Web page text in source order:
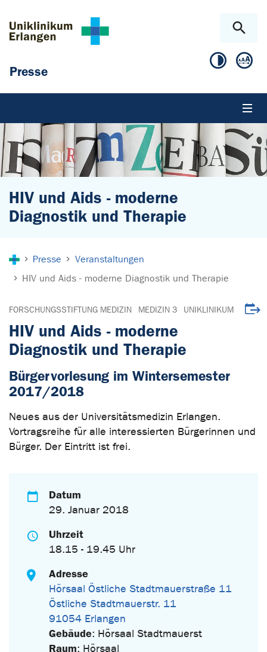
Presse
HIV und Aids - moderne
Diagnostik und Therapie
Presse
Veranstaltungen
HIV und Aids - moderne Diagnostik und Therapie
FORSCHUNGSSTIFTUNG MEDIZIN MEDIZIN 3 UNIKLINIKUM
HIV und Aids - moderne
Diagnostik und Therapie
Bürgervorlesung im Wintersemester
2017/2018
Neues aus der Universitätsmedizin Erlangen.
Vortragsreihe für alle interessierten Bürgerinnen und
Bürger. Der Eintritt ist frei.
Datum
29. Januar 2018
Uhrzeit
18.15 - 19.45 Uhr
Adresse
Hörsaal Östliche Stadtmauerstraße 11
Östliche Stadtmauerstr. 11
91054 Erlangen
Gebäude: Hörsaal Stadtmauerst
Raum: Hörsaal